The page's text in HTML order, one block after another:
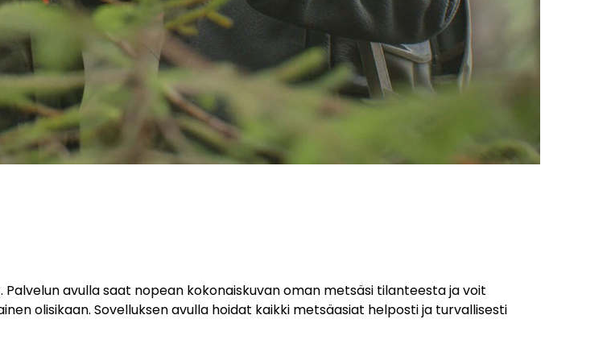
avulla saat nopean kokonaiskuvan oman metsäsi tilanteesta ja voit
olisikaan. Sovelluksen avulla hoidat kaikki metsäasiat helposti ja turvallisesti